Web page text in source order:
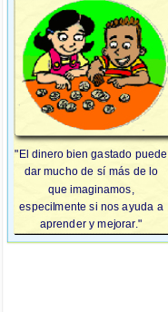
"El dinero bien gastado puede
dar mucho de sí más de lo
que imaginamos,
especilmente si nos ayuda a
aprender y mejorar."